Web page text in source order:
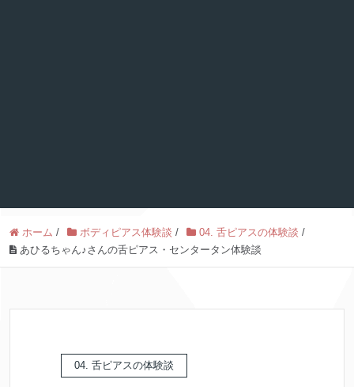
ホーム / ボディピアス体験談 / 04. 舌ピアスの体験談 /
あひるちゃん♪さんの舌ピアス・センタータン体験談
04. 舌ピアスの体験談